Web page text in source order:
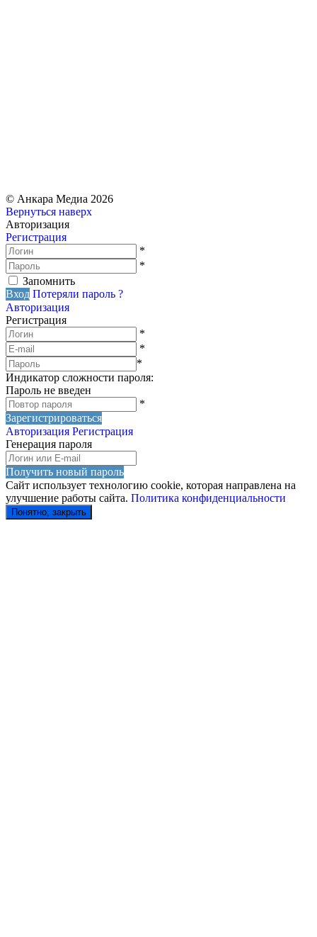
© Анкара Медиа 2026
Вернуться наверх
Авторизация
Регистрация
*
*
Запомнить
Вход Потеряли пароль ?
Авторизация
Регистрация
*
*
*
Индикатор сложности пароля:
Пароль не введен
*
Зарегистрироваться
Авторизация Регистрация
Генерация пароля
Получить новый пароль
Сайт использует технологию cookie, которая направлена на
улучшение работы сайта. Политика конфиденциальности
Понятно, закрыть